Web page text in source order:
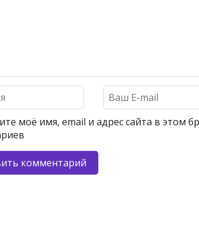
моё имя, email и адрес сайта в этом